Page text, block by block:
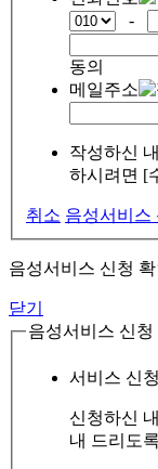
-
동의
메일주소
작성하신
하시려면 [
취소 음성서비스
음성서비스 신청 확
닫기
음성서비스 신청
서비스 신
신청하신
내 드리도